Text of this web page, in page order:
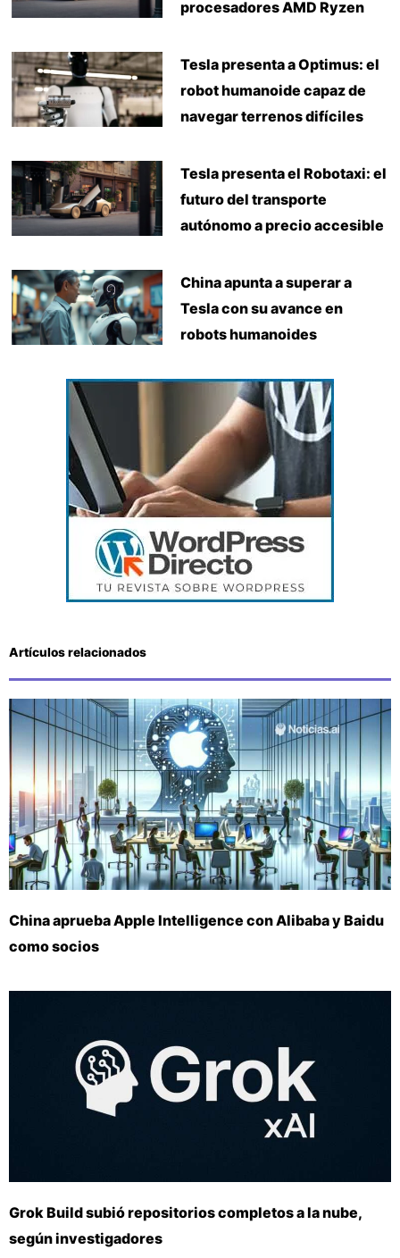
procesadores AMD Ryzen
Tesla presenta a Optimus: el
robot humanoide capaz de
navegar terrenos difíciles
Tesla presenta el Robotaxi: el
futuro del transporte
autónomo a precio accesible
China apunta a superar a
Tesla con su avance en
robots humanoides
Artículos relacionados
China aprueba Apple Intelligence con Alibaba y Baidu
como socios
Grok Build subió repositorios completos a la nube,
según investigadores